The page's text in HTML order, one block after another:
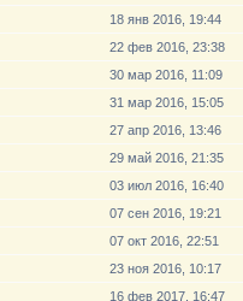
18 янв 2016, 19:44
22 фев 2016, 23:38
30 мар 2016, 11:09
31 мар 2016, 15:05
27 апр 2016, 13:46
29 май 2016, 21:35
03 июл 2016, 16:40
07 сен 2016, 19:21
07 окт 2016, 22:51
23 ноя 2016, 10:17
16 фев 2017, 16:47